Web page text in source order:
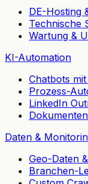
DE-Hosting
Technische
Wartung &
KI-Automation
Chatbots
Prozess-
LinkedIn
Daten &
Geo-Daten
Branchen-